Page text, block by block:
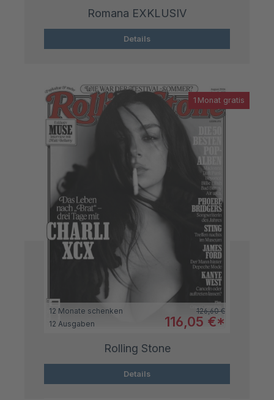
Romana EXKLUSIV
Details
1 Monat gratis
12 Monate schenken Regulärer Preis:
126,60 €
12 Ausgaben
Verkaufspreis:
116,05 €*
Rolling Stone
Details